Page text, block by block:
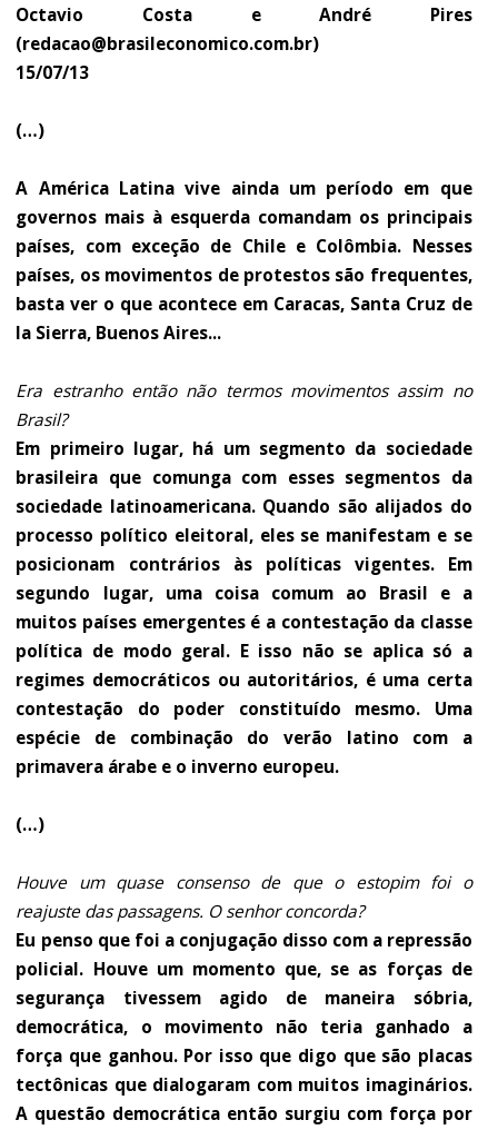
Octavio Costa e André Pires
(redacao@brasileconomico.com.br)
15/07/13
(…)
A América Latina vive ainda um período em que
governos mais à esquerda comandam os principais
países, com exceção de Chile e Colômbia. Nesses
países, os movimentos de protestos são frequentes,
basta ver o que acontece em Caracas, Santa Cruz de
la Sierra, Buenos Aires...
Era estranho então não termos movimentos assim no
Brasil?
Em primeiro lugar, há um segmento da sociedade
brasileira que comunga com esses segmentos da
sociedade latinoamericana. Quando são alijados do
processo político eleitoral, eles se manifestam e se
posicionam contrários às políticas vigentes. Em
segundo lugar, uma coisa comum ao Brasil e a
muitos países emergentes é a contestação da classe
política de modo geral. E isso não se aplica só a
regimes democráticos ou autoritários, é uma certa
contestação do poder constituído mesmo. Uma
espécie de combinação do verão latino com a
primavera árabe e o inverno europeu.
(…)
Houve um quase consenso de que o estopim foi o
reajuste das passagens. O senhor concorda?
Eu penso que foi a conjugação disso com a repressão
policial. Houve um momento que, se as forças de
segurança tivessem agido de maneira sóbria,
democrática, o movimento não teria ganhado a
força que ganhou. Por isso que digo que são placas
tectônicas que dialogaram com muitos imaginários.
A questão democrática então surgiu com força por